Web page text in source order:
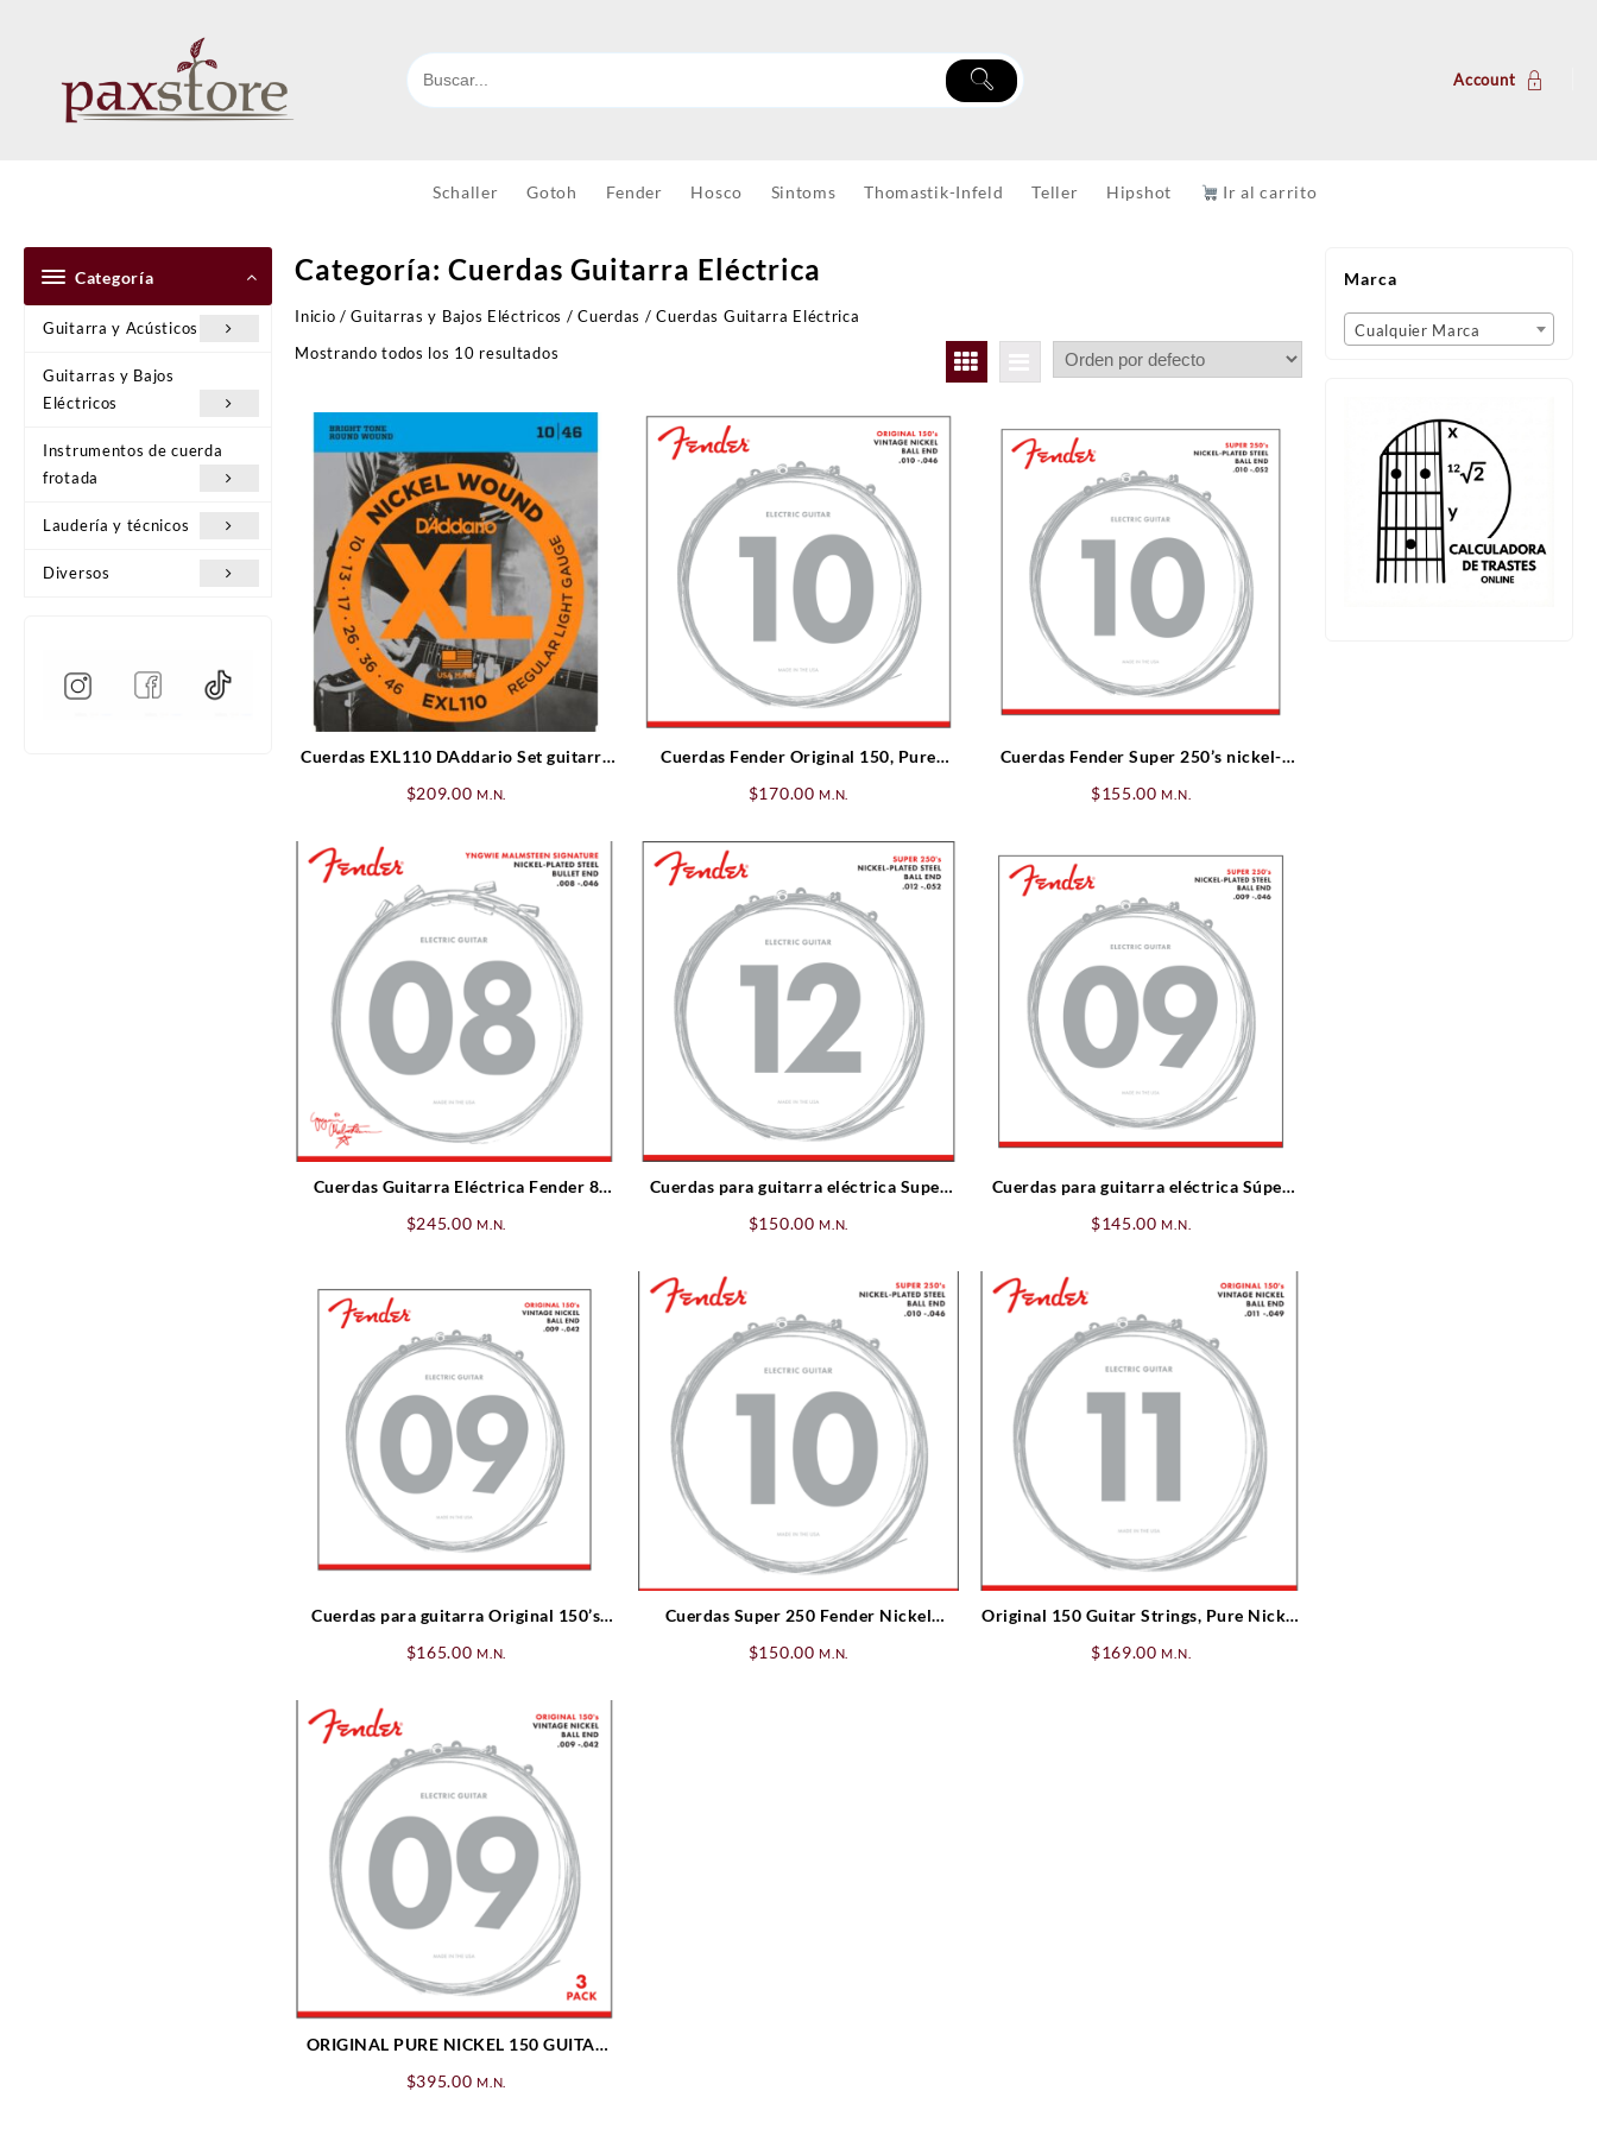
Account
Schaller Gotoh Fender Hosco Sintoms Thomastik-Infeld Teller Hipshot Ir al carrito
Categoría
Guitarra y Acústicos
Guitarras y Bajos
Eléctricos
Instrumentos de cuerda
frotada
Laudería y técnicos
Diversos
Categoría:Cuerdas Guitarra Eléctrica
Inicio /Guitarras y Bajos Eléctricos /Cuerdas / Cuerdas Guitarra Eléctrica
Mostrando todos los 10 resultados
Cuerdas EXL110 DAddario Set guitarra
$209.00 M.N.
Cuerdas Fender Original 150, Pure
$170.00 M.N.
Cuerdas Fender Super 250’s nickel-
$155.00 M.N.
Cuerdas Guitarra Eléctrica Fender 8
$245.00 M.N.
Cuerdas para guitarra eléctrica Super
$150.00 M.N.
Cuerdas para guitarra eléctrica Súper
.009-.046
$145.00 M.N.
Cuerdas para guitarra Original 150’s
$165.00 M.N.
Cuerdas Super 250 Fender Nickel
$150.00 M.N.
Original 150 Guitar Strings, Pure Nickel
$169.00 M.N.
ORIGINAL PURE NICKEL 150 GUITAR
$395.00 M.N.
Marca
Cualquier Marca